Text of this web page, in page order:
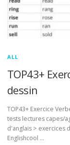
ALL
TOP43+
dessin
TOP43+ Exercice
tests lectures capes/
d'anglais > exercices
Englishcool …